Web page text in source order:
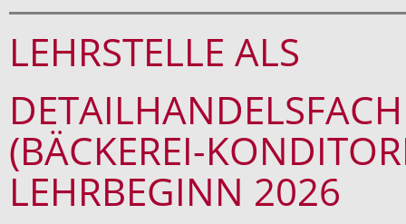
LEHRSTELLE ALS
(BÄCKEREI-
LEHRBEGINN 2026